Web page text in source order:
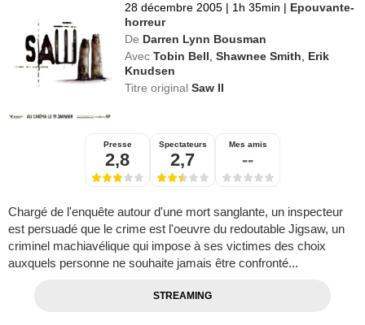
28 décembre 2005 | 1h 35min | Epouvante-
horreur
De Darren Lynn Bousman
Avec Tobin Bell,Shawnee Smith, Erik
Knudsen
Titre originalSaw II
Presse
2,8
Spectateurs
2,7
Mes amis
--
Chargé de l'enquête autour d'une mort sanglante, un inspecteur
est persuadé que le crime est l'oeuvre du redoutable Jigsaw, un
criminel machiavélique qui impose à ses victimes des choix
auxquels personne ne souhaite jamais être confronté...
STREAMING